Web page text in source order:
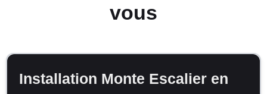
vous
Installation Monte Escalier en